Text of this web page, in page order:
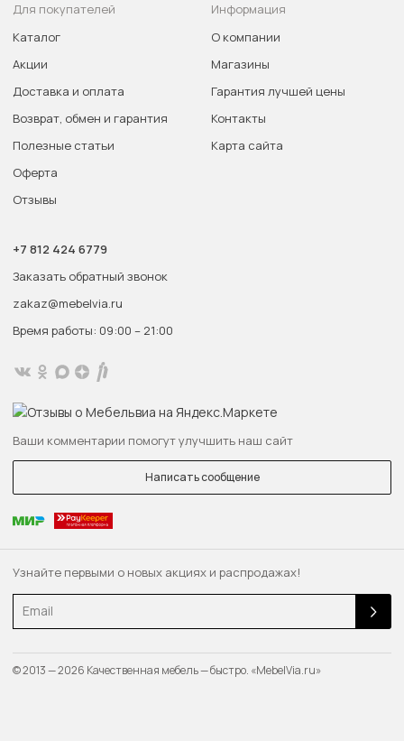
Узнайте первыми о новых акциях и распродажах!
Email
Для покупателей
Каталог
Акции
Доставка и оплата
Возврат, обмен и гарантия
Полезные статьи
Оферта
Отзывы
Информация
О компании
Магазины
Гарантия лучшей цены
Контакты
Карта сайта
+7 812 424 6779
Заказать обратный звонок
zakaz@mebelvia.ru
Время работы: 09:00 – 21:00
Ваши комментарии помогут улучшить наш сайт
Написать сообщение
© 2013 — 2026 Качественная мебель — быстро. «MebelVia.ru»